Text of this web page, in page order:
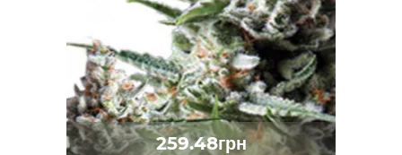
259.48грн